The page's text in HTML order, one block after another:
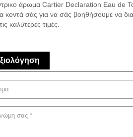
άρωμα Cartier Declaration Eau de
κοντά σάς για να σάς βοηθήσουμε να
καλύτερες τιμές.